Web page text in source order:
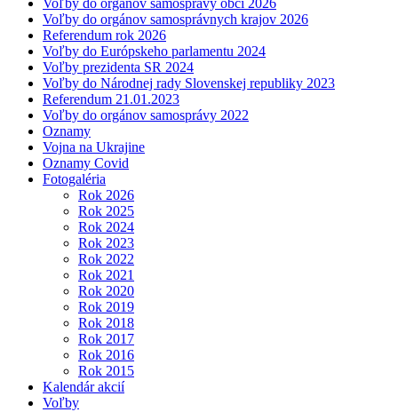
Voľby do orgánov samosprávy obcí 2026
Voľby do orgánov samosprávnych krajov 2026
Referendum rok 2026
Voľby do Európskeho parlamentu 2024
Voľby prezidenta SR 2024
Voľby do Národnej rady Slovenskej republiky 2023
Referendum 21.01.2023
Voľby do orgánov samosprávy 2022
Oznamy
Vojna na Ukrajine
Oznamy Covid
Fotogaléria
Rok 2026
Rok 2025
Rok 2024
Rok 2023
Rok 2022
Rok 2021
Rok 2020
Rok 2019
Rok 2018
Rok 2017
Rok 2016
Rok 2015
Kalendár akcií
Voľby